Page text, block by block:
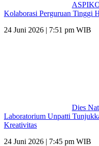
Kolaborasi Perguruan Tinggi
24 Juni 2026 | 7:51 pm WIB
Dies
Laboratorium Unpatti
Kreativitas
24 Juni 2026 | 7:45 pm WIB